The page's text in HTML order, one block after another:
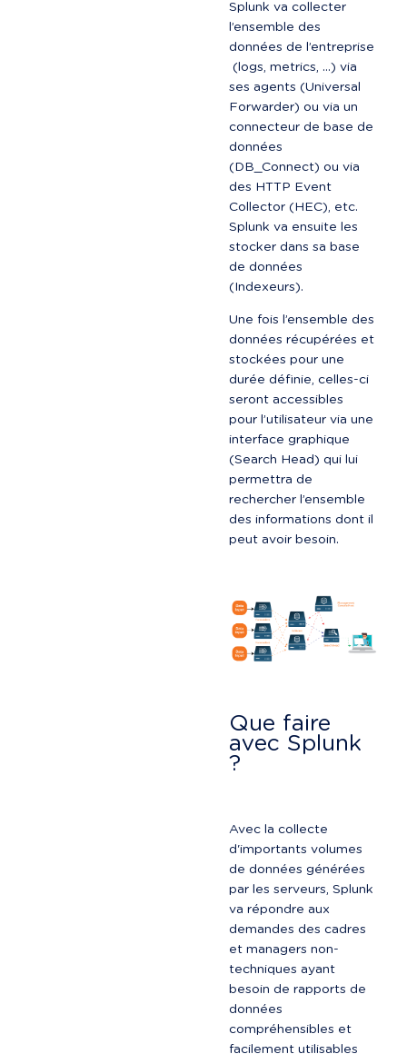
Splunk va collecter
l’ensemble des
données de l’entreprise
(logs, metrics, …) via
ses agents (Universal
Forwarder) ou via un
connecteur de base de
données
(DB_Connect) ou via
des HTTP Event
Collector (HEC), etc.
Splunk va ensuite les
stocker dans sa base
de données
(Indexeurs).
Une fois l’ensemble des
données récupérées et
stockées pour une
durée définie, celles-ci
seront accessibles
pour l’utilisateur via une
interface graphique
(Search Head) qui lui
permettra de
rechercher l’ensemble
des informations dont il
peut avoir besoin.
Que faire
avec Splunk
?
Avec la collecte
d'importants volumes
de données générées
par les serveurs, Splunk
va répondre aux
demandes des cadres
et managers non-
techniques ayant
besoin de rapports de
données
compréhensibles et
facilement utilisables